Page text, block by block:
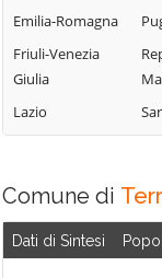
Borgo Valsugana
Brentonico
Bresimo
Caderzone
Terme
Lago
Caldes
Caldonazzo
Livo
Emilia-Romagna
Friuli-Venezia
Giulia
Lazio
Comune di
Dati di Sintesi